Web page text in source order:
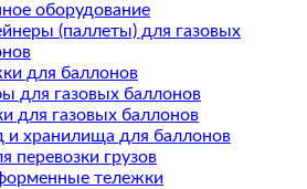
оборудование
(паллеты) для газовых
для баллонов
для газовых баллонов
для газовых баллонов
и хранилища для баллонов
перевозки грузов
тележки